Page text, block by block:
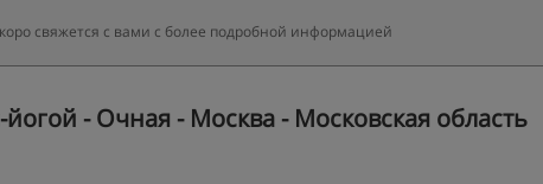
свяжется с вами с более подробной информацией
- Очная - Москва - Московская область